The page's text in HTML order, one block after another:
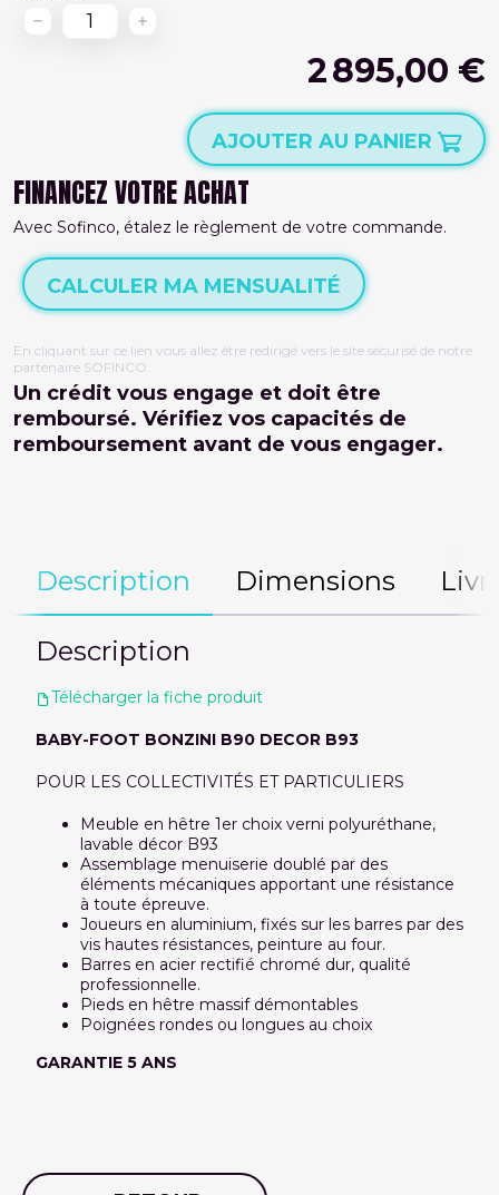
2 895,00 €
AJOUTER AU PANIER
FINANCEZ VOTRE ACHAT
Avec Sofinco, étalez le règlement de votre commande.
CALCULER MA MENSUALITÉ
En cliquant sur ce lien vous allez être redirigé vers le site sécurisé de notre
partenaire SOFINCO.
Un crédit vous engage et doit être
remboursé. Vérifiez vos capacités de
remboursement avant de vous engager.
Description Dimensions
Description
Télécharger la fiche produit
BABY-FOOT BONZINI B90 DECOR B93
POUR LES COLLECTIVITÉS ET PARTICULIERS
Meuble en hêtre 1er choix verni polyuréthane,
lavable décor B93
Assemblage menuiserie doublé par des
éléments mécaniques apportant une résistance
à toute épreuve.
Joueurs en aluminium, fixés sur les barres par des
vis hautes résistances, peinture au four.
Barres en acier rectifié chromé dur, qualité
professionnelle.
Pieds en hêtre massif démontables
Poignées rondes ou longues au choix
GARANTIE 5 ANS